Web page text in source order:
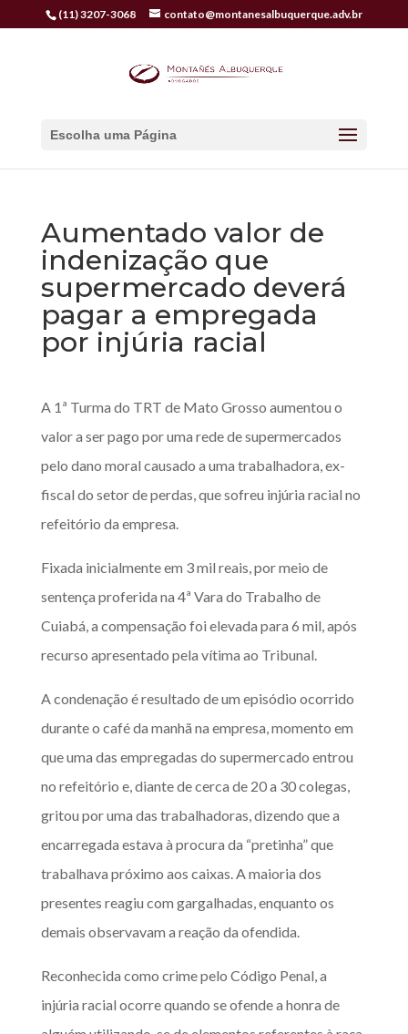
(11) 3207-3068 contato@montanesalbuquerque.adv.br
Escolha uma Página
Aumentado valor de
indenização que
supermercado deverá
pagar a empregada
por injúria racial
A 1ª Turma do TRT de Mato Grosso aumentou o
valor a ser pago por uma rede de supermercados
pelo dano moral causado a uma trabalhadora, ex-
fiscal do setor de perdas, que sofreu injúria racial no
refeitório da empresa.
Fixada inicialmente em 3 mil reais, por meio de
sentença proferida na 4ª Vara do Trabalho de
Cuiabá, a compensação foi elevada para 6 mil, após
recurso apresentado pela vítima ao Tribunal.
A condenação é resultado de um episódio ocorrido
durante o café da manhã na empresa, momento em
que uma das empregadas do supermercado entrou
no refeitório e, diante de cerca de 20 a 30 colegas,
gritou por uma das trabalhadoras, dizendo que a
encarregada estava à procura da “pretinha” que
trabalhava próximo aos caixas. A maioria dos
presentes reagiu com gargalhadas, enquanto os
demais observavam a reação da ofendida.
Reconhecida como crime pelo Código Penal, a
injúria racial ocorre quando se ofende a honra de